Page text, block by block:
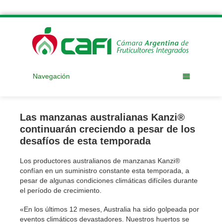
Navegación
Las manzanas australianas Kanzi®
continuarán creciendo a pesar de los
desafíos de esta temporada
Los productores australianos de manzanas Kanzi®
confían en un suministro constante esta temporada, a
pesar de algunas condiciones climáticas difíciles durante
el período de crecimiento.
«En los últimos 12 meses, Australia ha sido golpeada por
eventos climáticos devastadores. Nuestros huertos se